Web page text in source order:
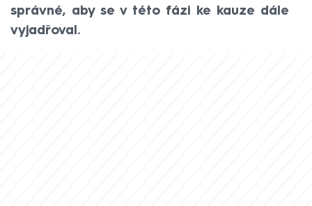
správné, aby se v této fázi ke kauze dále
vyjadřoval.